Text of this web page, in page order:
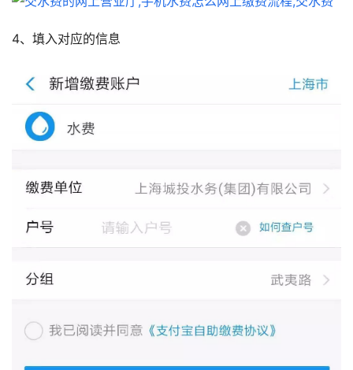
4、填入对应的信息